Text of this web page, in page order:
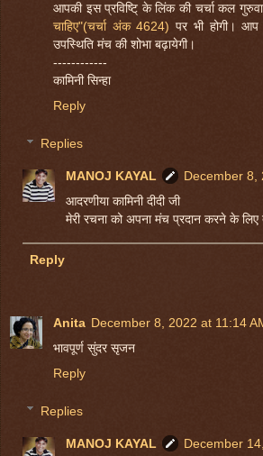
आपकी इस प्रविष्टि् के लिंक की चर्चा कल
चाहिए"(चर्चा अंक 4624)पर भी होगी।
उपस्थिति मंच की शोभा बढ़ायेगी।
------------
कामिनी सिन्हा
Reply
Replies
MANOJ KAYAL
December 8,
आदरणीया कामिनी दीदी जी
मेरी रचना को अपना मंच प्रदान करने के
Reply
Anita December 8, 2022 at 11:14
भावपूर्ण सुंदर सृजन
Reply
Replies
MANOJ KAYAL
December